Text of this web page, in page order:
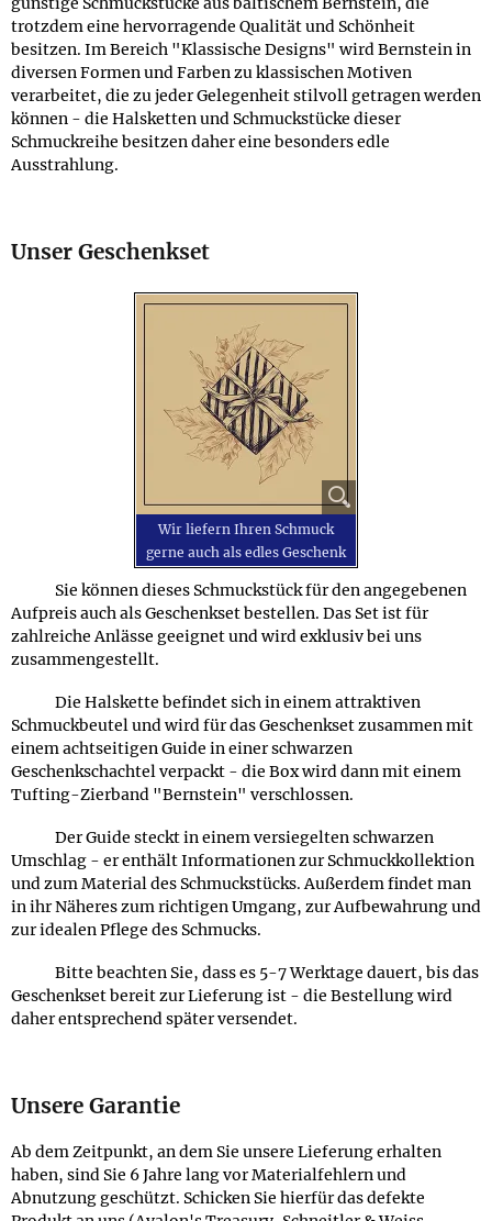
trotzdem eine hervorragende Qualität und Schönheit
besitzen. Im Bereich "Klassische Designs" wird Bernstein in
diversen Formen und Farben zu klassischen Motiven
verarbeitet, die zu jeder Gelegenheit stilvoll getragen werden
können - die Halsketten und Schmuckstücke dieser
Schmuckreihe besitzen daher eine besonders edle
Ausstrahlung.
Unser Geschenkset
Wir liefern Ihren Schmuck
gerne auch als edles Geschenk
Sie können dieses Schmuckstück für den angegebenen
Aufpreis auch als Geschenkset bestellen. Das Set ist für
zahlreiche Anlässe geeignet und wird exklusiv bei uns
zusammengestellt.
Die Halskette befindet sich in einem attraktiven
Schmuckbeutel und wird für das Geschenkset zusammen mit
einem achtseitigen Guide in einer schwarzen
Geschenkschachtel verpackt - die Box wird dann mit einem
Tufting-Zierband "Bernstein" verschlossen.
Der Guide steckt in einem versiegelten schwarzen
Umschlag - er enthält Informationen zur Schmuckkollektion
und zum Material des Schmuckstücks. Außerdem findet man
in ihr Näheres zum richtigen Umgang, zur Aufbewahrung und
zur idealen Pflege des Schmucks.
Bitte beachten Sie, dass es 5-7 Werktage dauert, bis das
Geschenkset bereit zur Lieferung ist - die Bestellung wird
daher entsprechend später versendet.
Unsere Garantie
Ab dem Zeitpunkt, an dem Sie unsere Lieferung erhalten
haben, sind Sie 6 Jahre lang vor Materialfehlern und
Abnutzung geschützt. Schicken Sie hierfür das defekte